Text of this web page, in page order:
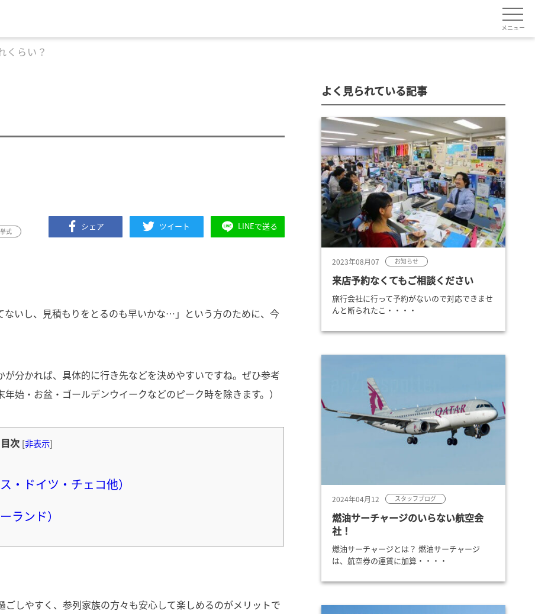
メニュー
くらい？
式 シェア ツイート LINEで送る
ないし、見積もりをとるのも早いかな…」という方のために、今
分かれば、具体的に行き先などを決めやすいですね。ぜひ参考
始・お盆・ゴールデンウイークなどのピーク時を除きます。）
目次 [非表示]
ドイツ・チェコ他）
ランド）
しやすく、参列家族の方々も安心して楽しめるのがメリットで
よく見られている記事
2023年08月07 お知らせ
来店予約なくてもご相談ください
旅行会社に行って予約がないので対応できませ
んと断られたこ・・・・
2024年04月12 スタッフブログ
燃油サーチャージのいらない航空会
社！
燃油サーチャージとは？ 燃油サーチャージ
は、航空券の運賃に加算・・・・